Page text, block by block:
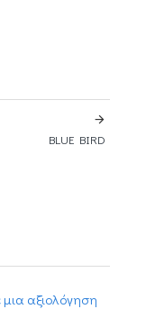
BLUE BIRD
μια αξιολόγηση